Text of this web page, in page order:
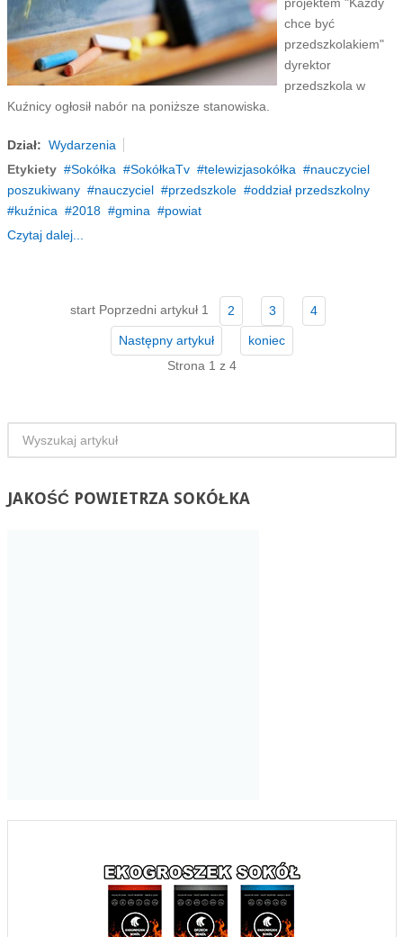
chce być
przedszkolakiem"
dyrektor
przedszkola w
Kuźnicy ogłosił nabór na poniższe stanowiska.
Dział: Wydarzenia
Etykiety
Sokółka SokółkaTv telewizjasokółka
nauczyciel
poszukiwany
nauczyciel przedszkole
oddział przedszkolny
kuźnica
2018 gmina
powiat
Czytaj dalej...
start Poprzedni artykuł 1 2 3 4
Następny artykuł
koniec
Strona 1 z 4
JAKOŚĆPOWIETRZA SOKÓŁKA